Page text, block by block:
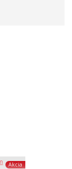
Akcia